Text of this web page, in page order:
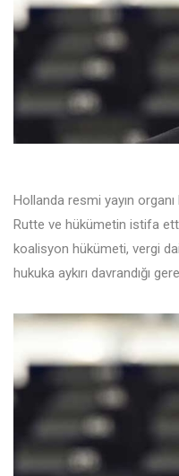
Hollanda resmi yayın
Rutte ve hükümetin istifa
koalisyon hükümeti, vergi
hukuka aykırı davrandığı